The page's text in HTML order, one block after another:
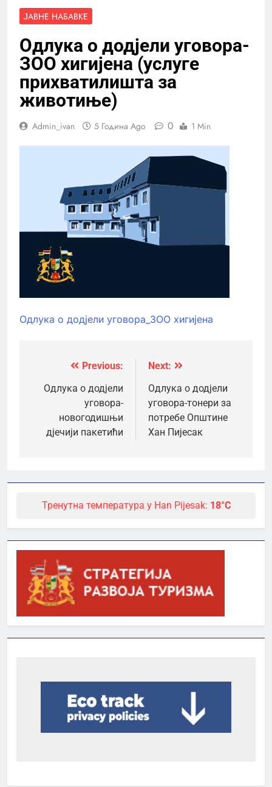
ЈАВНЕ НАБАВКЕ
Одлука о додјели уговора-
ЗОО хигијена (услуге
прихватилишта за
животиње)
Admin_ivan 5 Година Ago 0 1 Min
Одлука о додјели уговора_ЗОО хигијена
Кретање
чланка
Previous:
Одлука о додјели
уговора-
новогодишњи
дјечији пакетићи
Next:
Одлука о додјели
уговора-тонери за
потребе Општине
Хан Пијесак
Тренутна температура у Han Pijesak: 18°C